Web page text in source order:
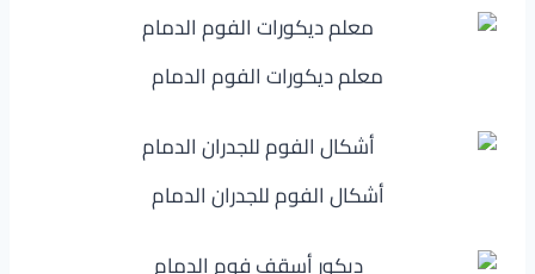
معلم ديكورات الفوم الدمام
أشكال الفوم للجدران الدمام